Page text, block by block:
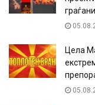
Цела